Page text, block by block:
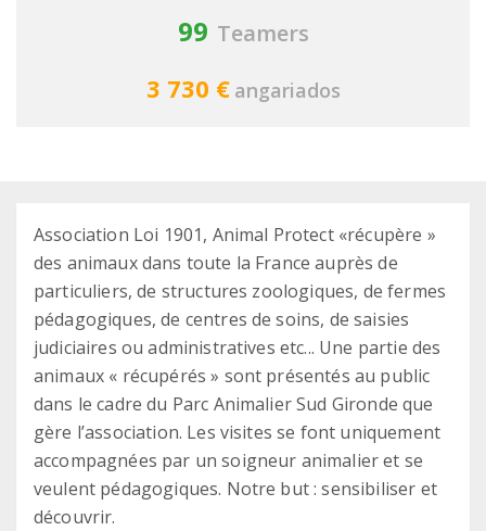
99 Teamers
3 730 € angariados
Association Loi 1901, Animal Protect «récupère »
des animaux dans toute la France auprès de
particuliers, de structures zoologiques, de fermes
pédagogiques, de centres de soins, de saisies
judiciaires ou administratives etc... Une partie des
animaux « récupérés » sont présentés au public
dans le cadre du Parc Animalier Sud Gironde que
gère l’association. Les visites se font uniquement
accompagnées par un soigneur animalier et se
veulent pédagogiques. Notre but : sensibiliser et
découvrir.